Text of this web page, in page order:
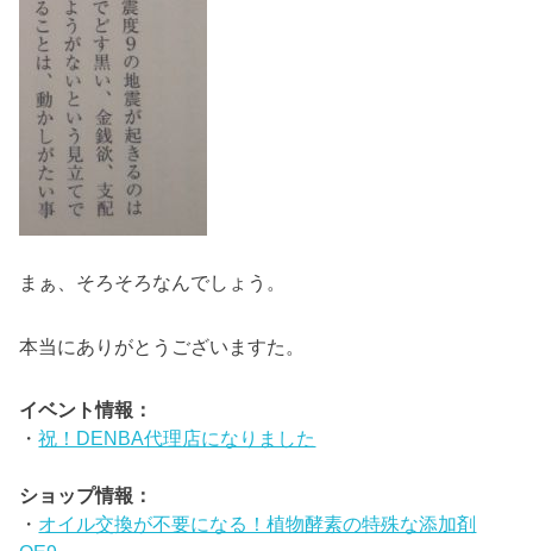
まぁ、そろそろなんでしょう。
本当にありがとうございますた。
イベント情報：
・祝！DENBA代理店になりました
ショップ情報：
・ オイル交換が不要になる！植物酵素の特殊な添加剤